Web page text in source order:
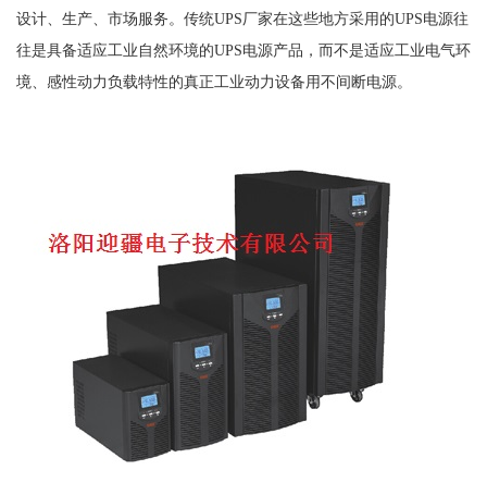
设计、生产、市场服务。传统UPS厂家在这些地方采用的UPS电源往
往是具备适应工业自然环境的UPS电源产品，而不是适应工业电气环
境、感性动力负载特性的真正工业动力设备用不间断电源。